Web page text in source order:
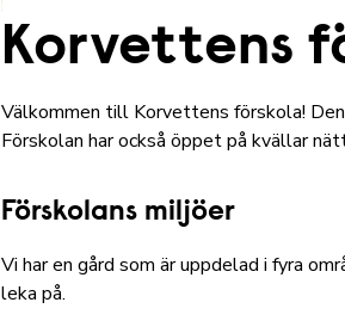
Korvettens
Välkommen till Korvettens förskola!
Förskolan har också öppet på kvällar
Förskolans miljöer
Vi har en gård som är uppdelad i fyra
leka på.